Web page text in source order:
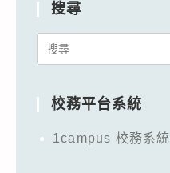
搜尋
Search
校務平台系統
1campus 校務系統